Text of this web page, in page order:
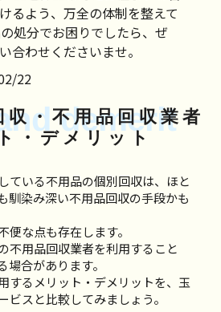
るよう、万全の体制を整えて
処分でお困りでしたら、ぜ
合わせくださいませ。
22
demerit
収・不用品回収業者
・デメリット
ている不用品の個別回収は、ほと
馴染み深い不用品回収の手段かも
便な点も存在します。
不用品回収業者を利用すること
場合があります。
するメリット・デメリットを、玉
ビスと比較してみましょう。